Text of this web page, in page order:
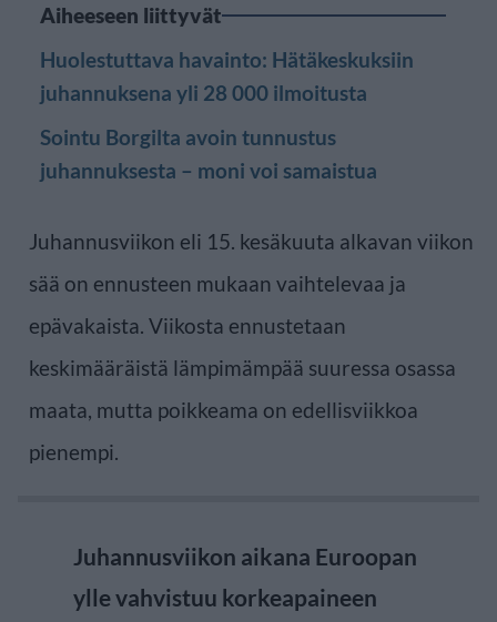
Aiheeseen liittyvät
Huolestuttava havainto: Hätäkeskuksiin
juhannuksena yli 28 000 ilmoitusta
Sointu Borgilta avoin tunnustus
juhannuksesta – moni voi samaistua
Juhannusviikon eli 15. kesäkuuta alkavan viikon
sää on ennusteen mukaan vaihtelevaa ja
epävakaista. Viikosta ennustetaan
keskimääräistä lämpimämpää suuressa osassa
maata, mutta poikkeama on edellisviikkoa
pienempi.
Juhannusviikon aikana Euroopan
ylle vahvistuu korkeapaineen